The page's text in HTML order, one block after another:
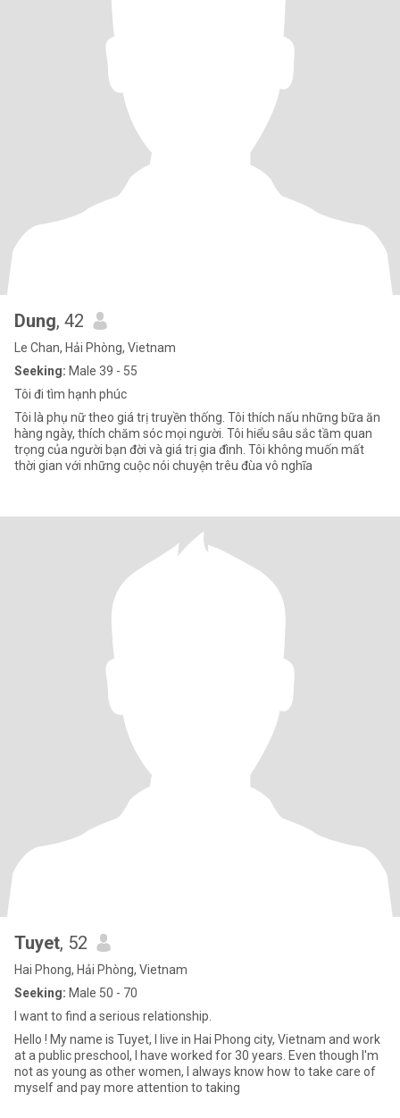
Dung, 42
Le Chan, Hải Phòng, Vietnam
Seeking: Male 39 - 55
Tôi đi tìm hạnh phúc
Tôi là phụ nữ theo giá trị truyền thống. Tôi thích nấu những bữa ăn
hàng ngày, thích chăm sóc mọi người. Tôi hiểu sâu sắc tầm quan
trọng của người bạn đời và giá trị gia đình. Tôi không muốn mất
thời gian với những cuộc nói chuyện trêu đùa vô nghĩa
Tuyet, 52
Hai Phong, Hải Phòng, Vietnam
Seeking: Male 50 - 70
I want to find a serious relationship.
Hello ! My name is Tuyet, I live in Hai Phong city, Vietnam and work
at a public preschool, I have worked for 30 years. Even though I'm
not as young as other women, I always know how to take care of
myself and pay more attention to taking